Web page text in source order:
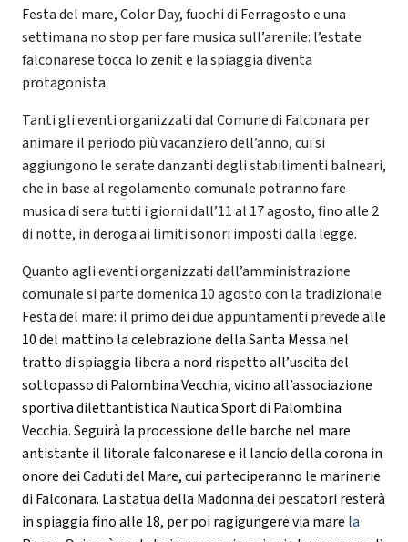
Festa del mare, Color Day, fuochi di Ferragosto e una
settimana no stop per fare musica sull’arenile: l’estate
falconarese tocca lo zenit e la spiaggia diventa
protagonista.
Tanti gli eventi organizzati dal Comune di Falconara per
animare il periodo più vacanziero dell’anno, cui si
aggiungono le serate danzanti degli stabilimenti balneari,
che in base al regolamento comunale potranno fare
musica di sera tutti i giorni dall’11 al 17 agosto, fino alle 2
di notte, in deroga ai limiti sonori imposti dalla legge.
Quanto agli eventi organizzati dall’amministrazione
comunale si parte domenica 10 agosto con la tradizionale
Festa del mare: il primo dei due appuntamenti prevedealle
10 del mattino la celebrazione della Santa Messa nel
tratto di spiaggia libera a nord rispetto all’uscita del
sottopasso di Palombina Vecchia, vicino all’associazione
sportiva dilettantistica Nautica Sport di Palombina
Vecchia. Seguirà la processione delle barche nel mare
antistante il litorale falconarese e il lancio della corona in
onore dei Caduti del Mare, cui parteciperanno le marinerie
di Falconara. La statua della Madonna dei pescatori resterà
in spiaggia fino alle 18, per poi ragigungere via mare la